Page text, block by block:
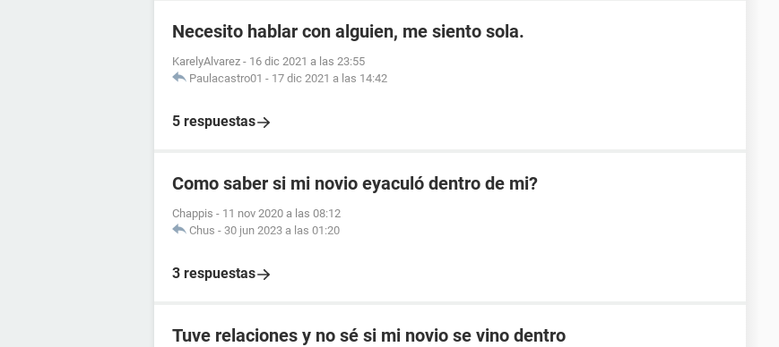
Necesito hablar con alguien, me siento sola.
KarelyAlvarez - 16 dic 2021 a las 23:55
Paulacastro01 - 17 dic 2021 a las 14:42
5 respuestas
Como saber si mi novio eyaculó dentro de mi?
Chappis - 11 nov 2020 a las 08:12
Chus - 30 jun 2023 a las 01:20
3 respuestas
Tuve relaciones y no sé si mi novio se vino dentro